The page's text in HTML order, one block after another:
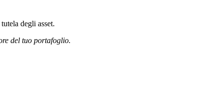
degli asset.
del tuo portafoglio.